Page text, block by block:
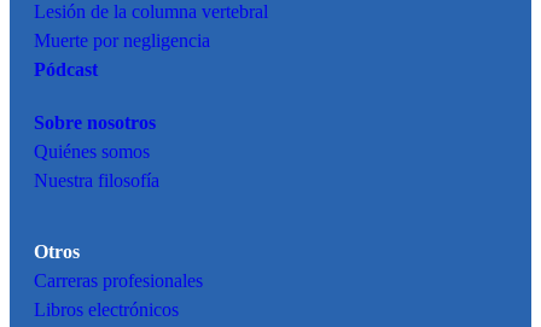
Lesión de la columna vertebral
Muerte por negligencia
Pódcast
Sobre nosotros
Quiénes somos
Nuestra filosofía
Otros
Carreras profesionales
Libros electrónicos